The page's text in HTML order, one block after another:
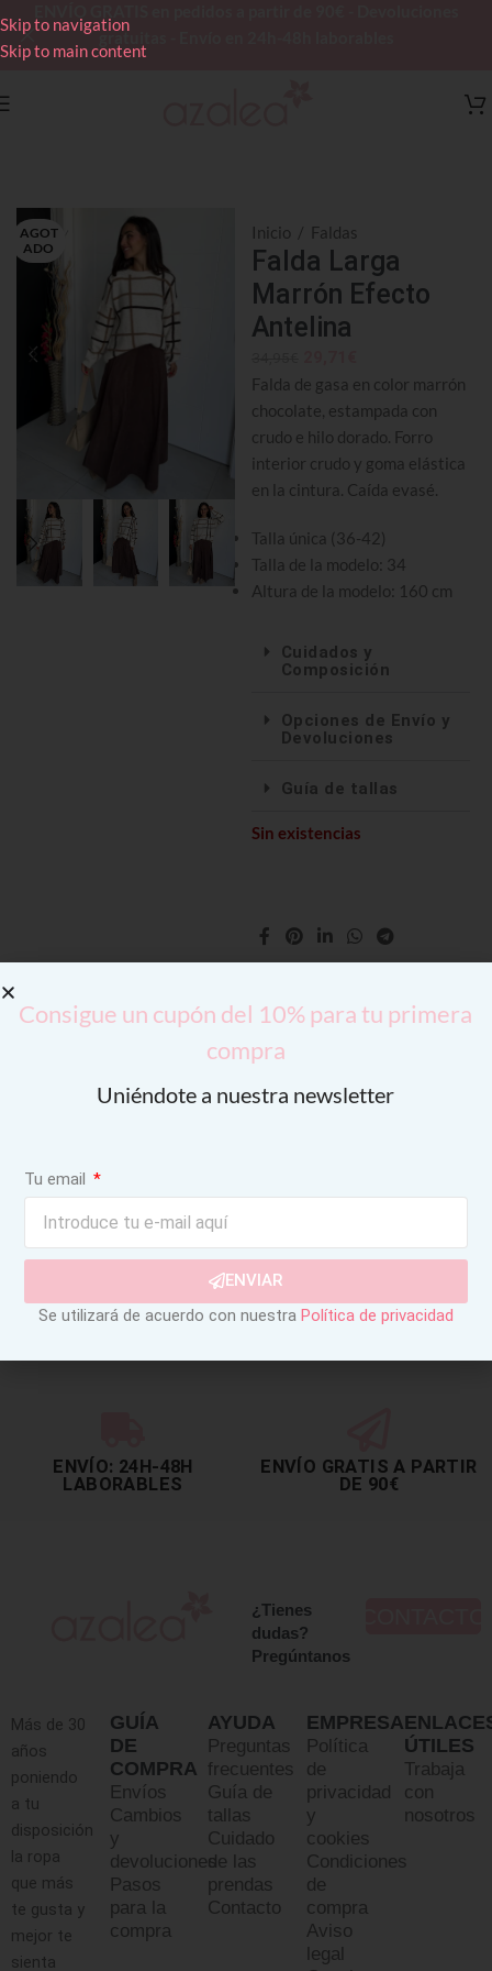
Skip to navigation
Skip to main content
gratuitas - Envío en 24h-48h laborables
AGOT
ADO
Inicio / Faldas
Falda Larga
Marrón Efecto
Antelina
Falda de gasa en color marrón
chocolate, estampada con
crudo e hilo dorado. Forro
interior crudo y goma elástica
en la cintura. Caída evasé.
Talla única (36-42)
Talla de la modelo: 34
Altura de la modelo: 160 cm
Cuidados y
Composición
Opciones de Envío y
Devoluciones
Guía de tallas
Sin existencias
ENVÍO: 24H-48H
LABORABLES
ENVÍO GRATIS A PARTIR
DE 90€
¿Tienes
dudas?
Pregúntanos
Más de 30
años
poniendo
a tu
disposición
la ropa
que más
te gusta y
mejor te
sienta
GUÍA
DE
COMPRA
Envíos
Cambios
y
devoluciones
Pasos
para la
compra
AYUDA
Preguntas
frecuentes
Guía de
tallas
Cuidado
de las
prendas
Contacto
EMPRESA
Política
de
privacidad
y
cookies
Condiciones
de
compra
Aviso
legal
ÚTILES
Trabaja
con
nosotros
Consigue un cupón del 10% para tu primera
compra
Uniéndote a nuestra newsletter
Tu email
ENVIAR
Se utilizará de acuerdo con nuestra Política de privacidad